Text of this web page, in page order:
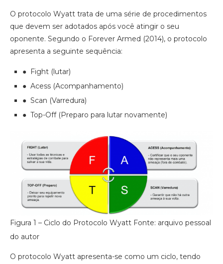
O protocolo Wyatt trata de uma série de procedimentos
que devem ser adotados após você atingir o seu
oponente. Segundo o Forever Armed (2014), o protocolo
apresenta a seguinte sequência:
● Fight (lutar)
● Acess (Acompanhamento)
● Scan (Varredura)
● Top-Off (Preparo para lutar novamente)
Figura 1 – Ciclo do Protocolo Wyatt Fonte: arquivo pessoal
do autor
O protocolo Wyatt apresenta-se como um ciclo, tendo